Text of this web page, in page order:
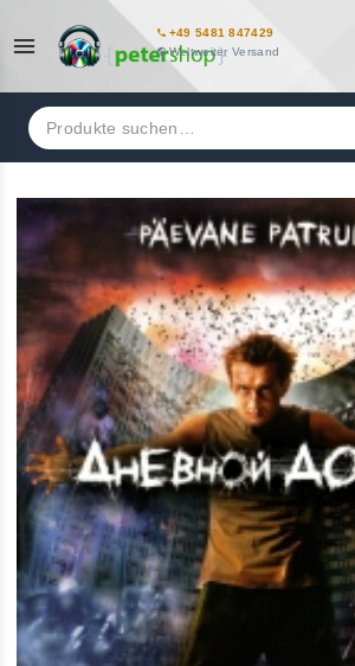
+49 5481 847429
Weltweiter Versand
Suchen
nach: